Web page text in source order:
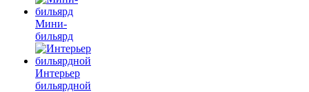
Мини-
бильярд
Интерьер
бильярдной